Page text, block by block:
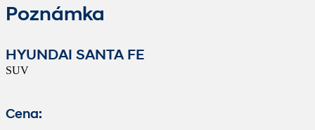
Poznámka
HYUNDAI SANTA FE
SUV
Cena: